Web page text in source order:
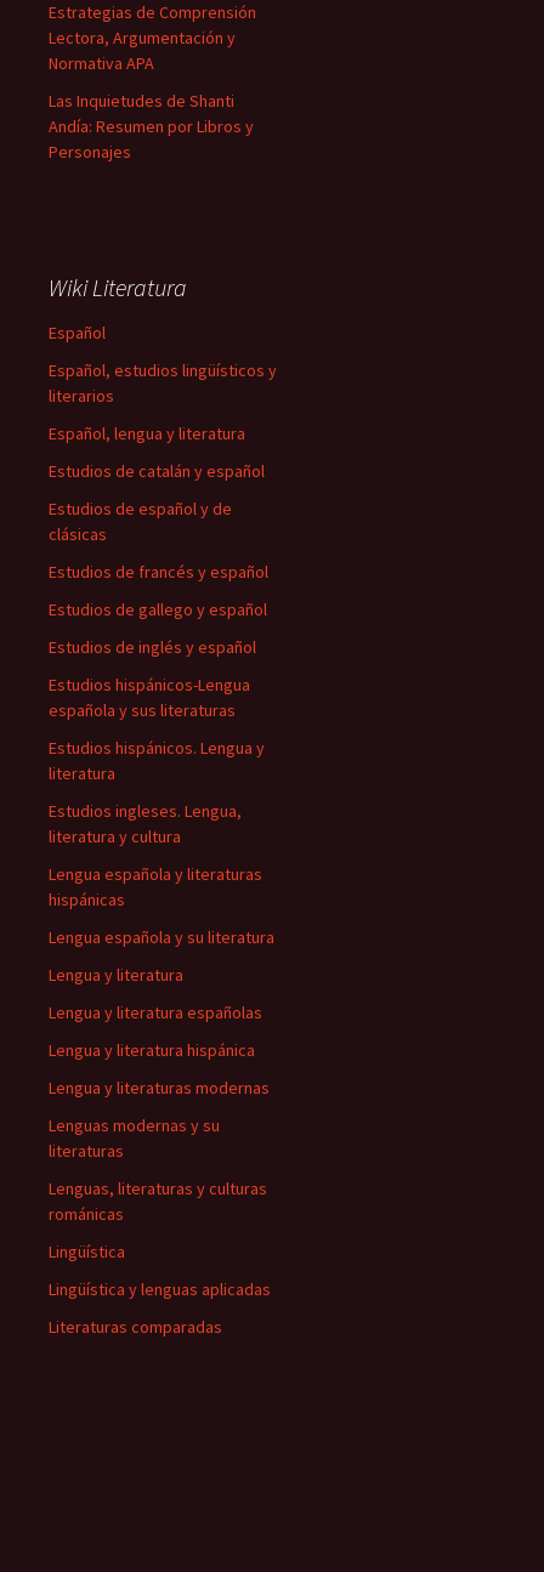
Estrategias de Comprensión
Lectora, Argumentación y
Normativa APA
Las Inquietudes de Shanti
Andía: Resumen por Libros y
Personajes
Wiki Literatura
Español
Español, estudios lingüísticos y
literarios
Español, lengua y literatura
Estudios de catalán y español
Estudios de español y de
clásicas
Estudios de francés y español
Estudios de gallego y español
Estudios de inglés y español
Estudios hispánicos-Lengua
española y sus literaturas
Estudios hispánicos. Lengua y
literatura
Estudios ingleses. Lengua,
literatura y cultura
Lengua española y literaturas
hispánicas
Lengua española y su literatura
Lengua y literatura
Lengua y literatura españolas
Lengua y literatura hispánica
Lengua y literaturas modernas
Lenguas modernas y su
literaturas
Lenguas, literaturas y culturas
románicas
Lingüística
Lingüística y lenguas aplicadas
Literaturas comparadas